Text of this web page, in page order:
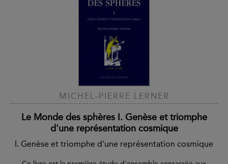
MICHEL-PIERRE LERNER
Le Monde des sphères I. Genèse et triomphe
d'une représentation cosmique
I. Genèse et triomphe d'une représentation cosmique